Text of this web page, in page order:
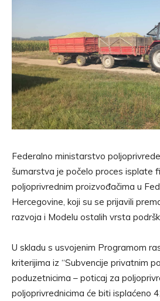
Federalno ministarstvo
šumarstva je počelo proces isplate
poljoprivrednim proizvođačima u
Hercegovine, koji su se prijavili
razvoja i Modelu ostalih vrsta
U skladu s usvojenim Programom
kriterijima iz “Subvencije privatnim
poduzetnicima – poticaj za
poljoprivrednicima će biti isplaćeno